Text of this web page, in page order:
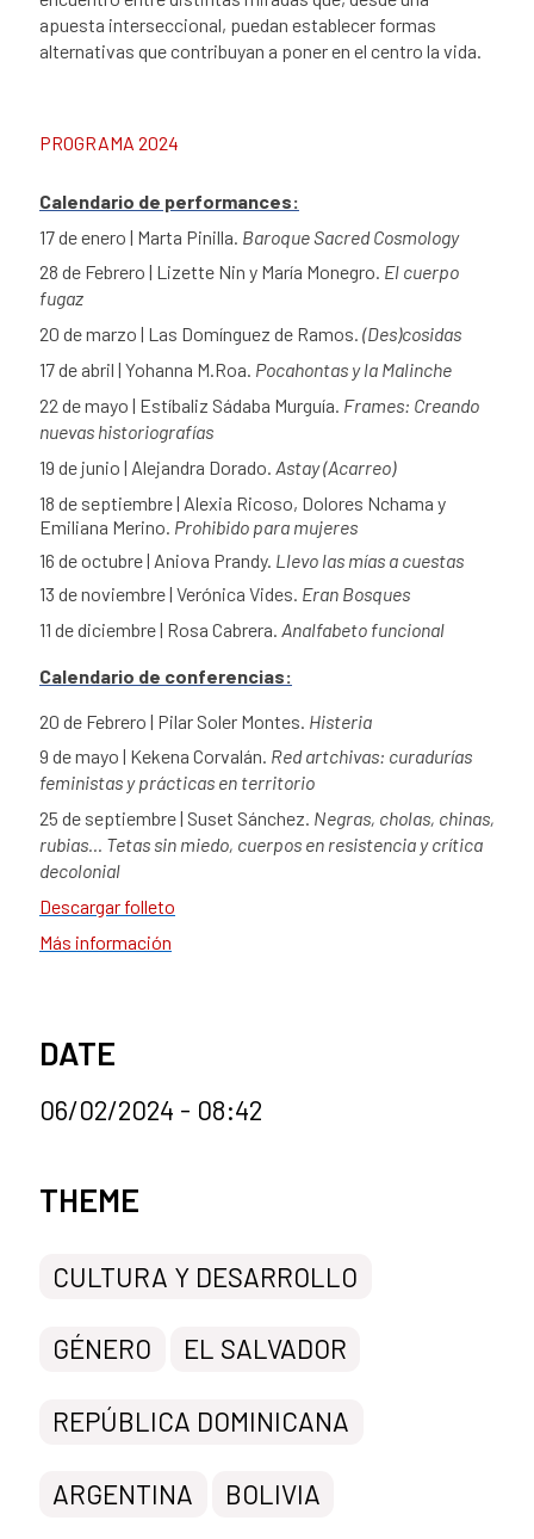
apuesta interseccional, puedan establecer formas
alternativas que contribuyan a poner en el centro la vida.
PROGRAMA 2024
Calendario de performances:
17 de enero | Marta Pinilla. Baroque Sacred Cosmology
28 de Febrero | Lizette Nin y María Monegro. El cuerpo
fugaz
20 de marzo | Las Domínguez de Ramos. (Des)cosidas
17 de abril | Yohanna M.Roa. Pocahontas y la Malinche
22 de mayo | Estíbaliz Sádaba Murguía. Frames: Creando
nuevas historiografías
19 de junio | Alejandra Dorado. Astay (Acarreo)
18 de septiembre | Alexia Ricoso, Dolores Nchama y
Emiliana Merino. Prohibido para mujeres
16 de octubre | Aniova Prandy. Llevo las mías a cuestas
13 de noviembre | Verónica Vides. Eran Bosques
11 de diciembre | Rosa Cabrera. Analfabeto funcional
Calendario de conferencias:
20 de Febrero | Pilar Soler Montes. Histeria
9 de mayo | Kekena Corvalán. Red artchivas: curadurías
feministas y prácticas en territorio
25 de septiembre | Suset Sánchez. Negras, cholas, chinas,
rubias... Tetas sin miedo, cuerpos en resistencia y crítica
decolonial
Descargar folleto
Más información
DATE
06/02/2024 - 08:42
News categories
THEME
CULTURA Y DESARROLLO
GÉNERO EL SALVADOR
REPÚBLICA DOMINICANA
ARGENTINA BOLIVIA